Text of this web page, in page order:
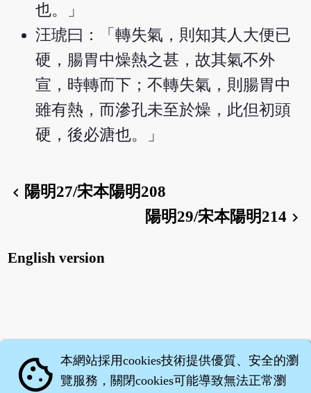
也。」
汪琥曰：「轉失氣，則知其人大便已
硬，腸胃中燥熱之甚，故其氣不外
宣，時轉而下；不轉失氣，則腸胃中
雖有熱，而滲孔未至於燥，此但初頭
硬，後必溏也。」
chevron_left 陽明27/宋本陽明208
陽明29/宋本陽明214 chevron_right
English version
cookie 本網站採用cookies技術提供優質、安全的瀏
覽服務，關閉cookies可能導致無法正常瀏